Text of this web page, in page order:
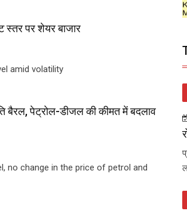
स्तर पर शेयर बाजार
amid volatility
बैरल, पेट्रोल-डीजल की कीमत में बदलाव
no change in the price of petrol and